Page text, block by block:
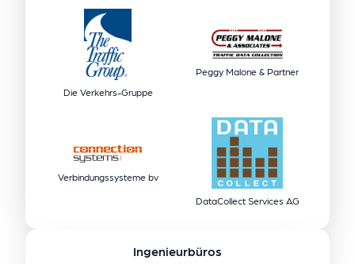
Die Verkehrs-Gruppe
Peggy Malone & Partner
Verbindungssysteme bv
DataCollect Services AG
Ingenieurbüros